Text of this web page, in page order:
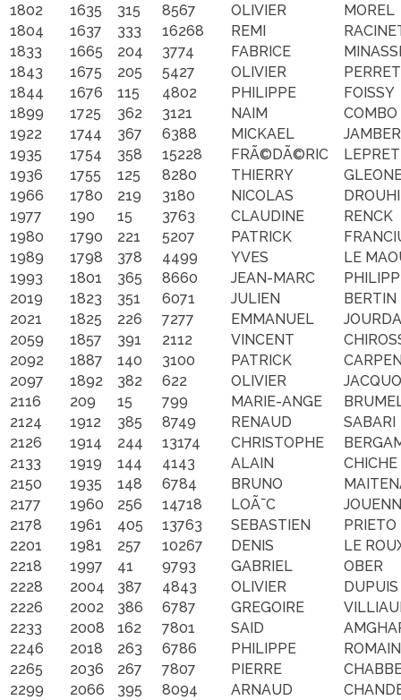
1802
1635 315 8567 OLIVIER
MOREL
1804
1637 333 16268 REMI
1833
1665 204 3774 FABRICE
1843
1675 205 5427 OLIVIER
PERRET
1844
1676 115 4802 PHILIPPE
FOISSY
1899
1725 362 3121 NAIM
COMBO
1922
1744 367 6388 MICKAEL
1935
1754 358 15228 FRÃ©DÃ©RIC
1936
1755 125 8280 THIERRY
1966
1780 219 3180 NICOLAS
1977
190 15 3763 CLAUDINE
RENCK
1980
1790 221 5207 PATRICK
1989
1798 378 4499 YVES
LE
1993
1801 365 8660 JEAN-MARC
2019
1823 351 6071 JULIEN
BERTIN
2021
1825 226 7277 EMMANUEL
2059
1857 391 2112 VINCENT
2092
1887 140 3100 PATRICK
2097
1892 382 622 OLIVIER
2116
209 15 799 MARIE-ANGE
2124
1912 385 8749 RENAUD
SABARI
2126
1914 244 13174 CHRISTOPHE
2133
1919 144 4143 ALAIN
CHICHE
2150
1935 148 6784 BRUNO
2177
1960 256 14718 LOÃ¯C
2178
1961 405 13763 SEBASTIEN
PRIETO
2201
1981 257 10267 DENIS
LE
2218
1997 41 9793 GABRIEL
OBER
2228
2004 387 4843 OLIVIER
DUPUIS
2226
2002 386 6787 GREGOIRE
2233
2008 162 7801 SAID
2246
2018 263 6786 PHILIPPE
ROMAIN
2265
2036 267 7807 PIERRE
2299
2066 395 8094 ARNAUD